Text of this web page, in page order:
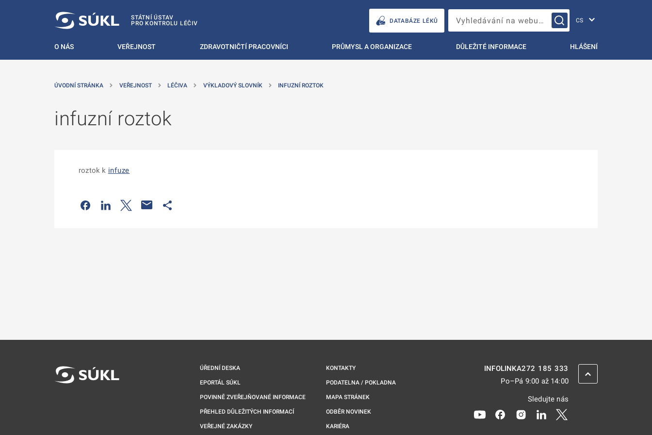
STÁTNÍ ÚSTAV
PRO KONTROLU LÉČIV
DATABÁZE LÉKŮ Vyhledávání na webu…
O NÁS VEŘEJNOST ZDRAVOTNIČTÍ PRACOVNÍCI PRŮMYSL A ORGANIZACE DŮLEŽITÉ INFORMACE HLÁŠENÍ
ÚVODNÍ STRÁNKA VEŘEJNOST LÉČIVA VÝKLADOVÝ SLOVNÍK INFUZNÍ ROZTOK
infuzní roztok
roztok k infuze
Odkaz se otevře na nové kartě
Odkaz se otevře na nové kartě
Odkaz se otevře na nové kartě
ÚŘEDNÍ DESKA
EPORTÁL SÚKL
POVINNĚ ZVEŘEJŇOVANÉ INFORMACE
PŘEHLED DŮLEŽITÝCH INFORMACÍ
VEŘEJNÉ ZAKÁZKY
KONTAKTY
PODATELNA / POKLADNA
MAPA STRÁNEK
ODBĚR NOVINEK
KARIÉRA
INFOLINKA272 185 333
Po–Pá 9:00 až 14:00
Sledujte nás
Odkaz se otevře na nové kartě
Odkaz se otevře na nové kartě
Odkaz se otevře na nové kartě
Odkaz se otevře na nové
ZPĚT NAHORU